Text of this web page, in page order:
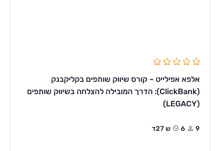
אלפא אפילייט – קורס שיווק שותפים בקליקבנק
(ClickBank): הדרך המובילה להצלחה בשיווק שותפים
(LEGACY)
9 6ש 27ד